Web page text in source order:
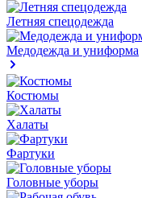
Летняя спецодежда
Медодежда и униформа
Костюмы
Халаты
Фартуки
Головные уборы